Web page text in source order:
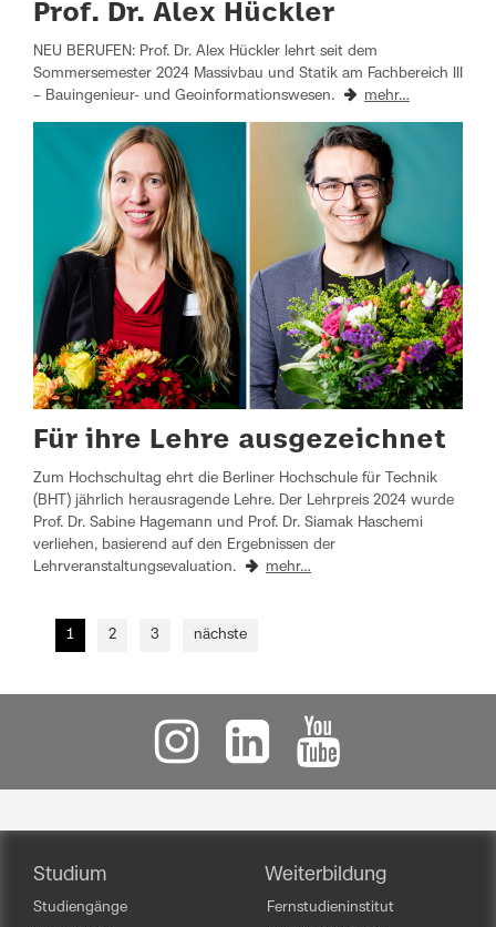
Prof. Dr. Alex Hückler
NEU BERUFEN: Prof. Dr. Alex Hückler lehrt seit dem
Sommersemester 2024 Massivbau und Statik am Fachbereich III
– Bauingenieur- und Geoinformationswesen.
mehr…
Für ihre Lehre ausgezeichnet
Zum Hochschultag ehrt die Berliner Hochschule für Technik
(BHT) jährlich herausragende Lehre. Der Lehrpreis 2024 wurde
Prof. Dr. Sabine Hagemann und Prof. Dr. Siamak Haschemi
verliehen, basierend auf den Ergebnissen der
Lehrveranstaltungsevaluation.
mehr…
1 2 3 nächste
Studium
Studiengänge
Weiterbildung
Fernstudieninstitut